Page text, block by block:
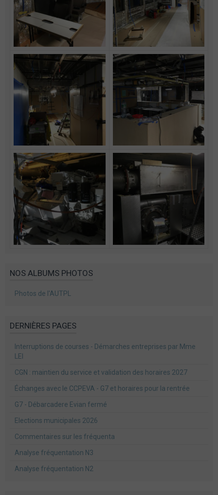
NOS ALBUMS PHOTOS
Photos de l'AUTPL
DERNIÈRES PAGES
Interruptions de courses - Démarches entreprises par Mme
LEI
CGN : maintien du service et validation des horaires 2027
Échanges avec le CCPEVA - G7 et horaires pour la rentrée
G7 - Débarcadere Evian fermé
Elections municipales 2026
Commentaires sur les fréquenta
Analyse fréquentation N3
Analyse fréquentation N2